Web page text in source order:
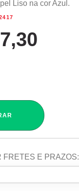
Liso na cor Azul.
FRETES E PRAZOS: